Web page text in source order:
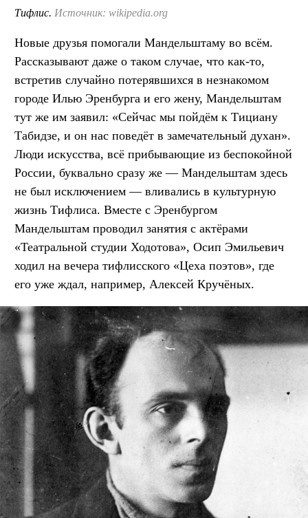
Тифлис. Источник: wikipedia.org
Новые друзья помогали Мандельштаму во всём.
Рассказывают даже о таком случае, что как-то,
встретив случайно потерявшихся в незнакомом
городе Илью Эренбурга и его жену, Мандельштам
тут же им заявил: «Сейчас мы пойдём к Тициану
Табидзе, и он нас поведёт в замечательный духан».
Люди искусства, всё прибывающие из беспокойной
России, буквально сразу же — Мандельштам здесь
не был исключением — вливались в культурную
жизнь Тифлиса. Вместе с Эренбургом
Мандельштам проводил занятия с актёрами
«Театральной студии Ходотова», Осип Эмильевич
ходил на вечера тифлисского «Цеха поэтов», где
его уже ждал, например, Алексей Кручёных.